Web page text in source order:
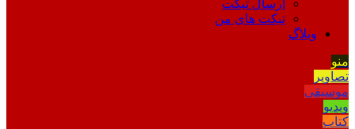
ارسال تیکت
تیکت های من
وبلاگ
منو
تصاویر
موسیقی
ویدیو
کتاب